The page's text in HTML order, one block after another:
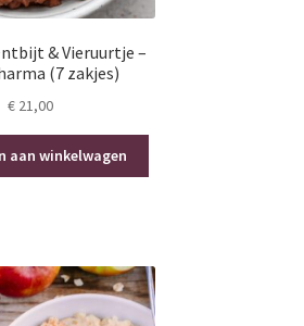
& Vieruurtje –
(7 zakjes)
€21,00
aan winkelwagen